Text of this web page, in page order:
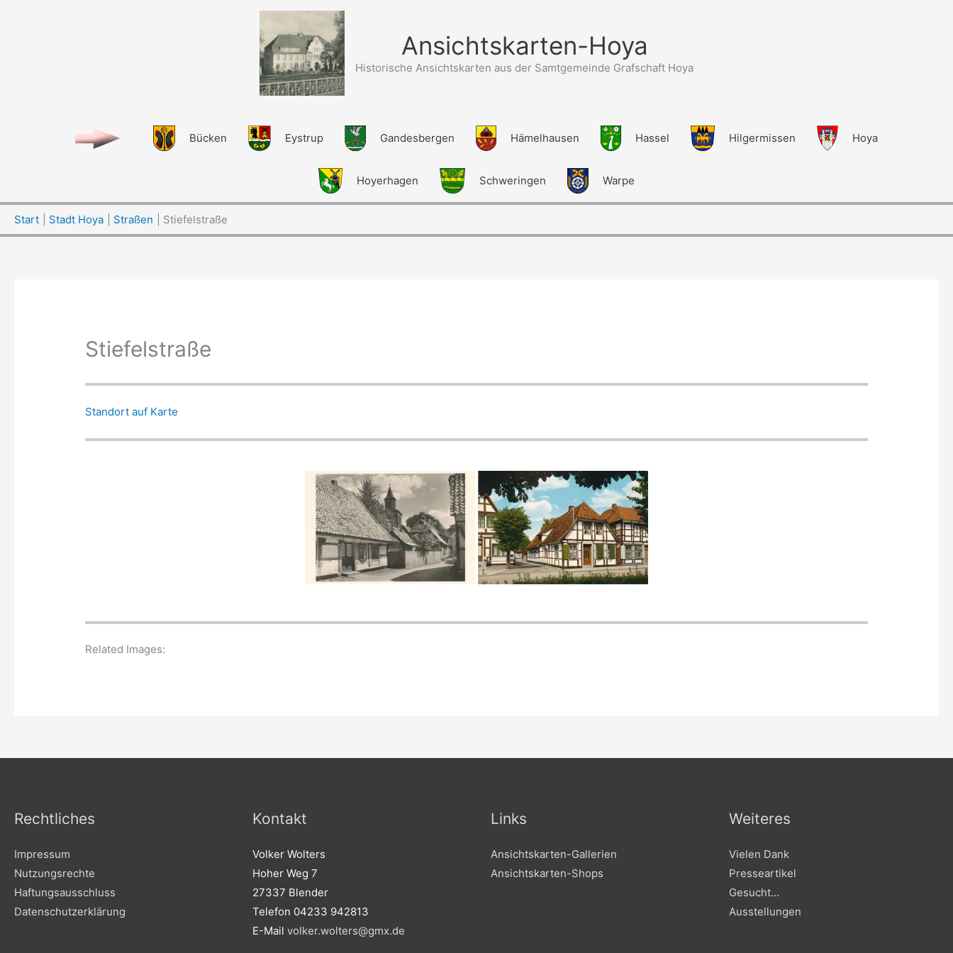
Ansichtskarten-Hoya
Historische Ansichtskarten aus der Samtgemeinde Grafschaft Hoya
Bücken Eystrup Gandesbergen Hämelhausen Hassel Hilgermissen Hoya
Hoyerhagen Schweringen Warpe
Start Stadt Hoya Straßen Stiefelstraße
Stiefelstraße
Standort auf Karte
Related Images:
Rechtliches
Impressum
Nutzungsrechte
Haftungsausschluss
Datenschutzerklärung
Kontakt
Volker Wolters
Hoher Weg 7
27337 Blender
Telefon 04233 942813
E-Mail volker.wolters@gmx.de
Links
Ansichtskarten-Gallerien
Ansichtskarten-Shops
Weiteres
Vielen Dank
Presseartikel
Gesucht…
Ausstellungen